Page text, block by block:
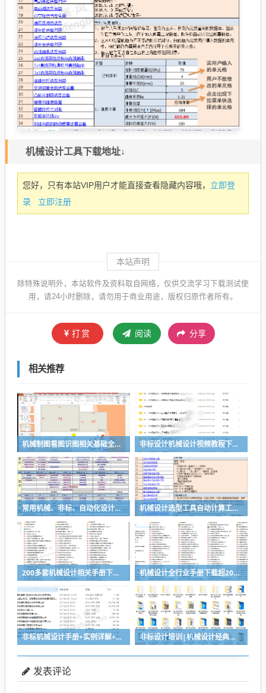
机械设计工具下载地址↓
您好，只有本站VIP用户才能直接查看隐藏内容哦， 立即登
录
立即注册
本站声明
除特殊说明外，本站软件及资料取自网络，仅供交流学习下载测试使
用，请24小时删除，请勿用于商业用途，版权归原作者所有。
打赏 阅读 分享
相关推荐
机械制图看图识图相关基础全套视频教程 非标设计机械设计视频教程下载（推荐）
常用机械、非标、自动化设计选型计算表-功能很强大 机械设计选型工具自动计算工具分享
200多套机械设计相关手册下载，搞设计查资料够全了 机械设计全行业手册下载超200套手册，让你的设计有据可查
非标机械设计手册+实例详解+非标电柜制作工艺等资料下载 非标设计培训|机械设计经典案例培训视频教程-推荐
发表评论